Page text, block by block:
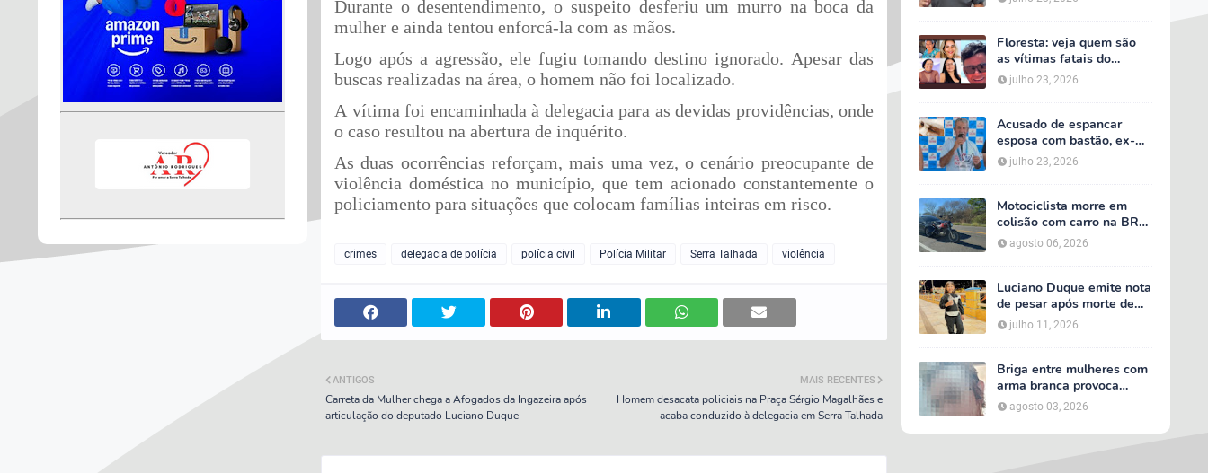
Durante o desentendimento, o suspeito desferiu um murro na boca da
mulher e ainda tentou enforcá-la com as mãos.
Logo após a agressão, ele fugiu tomando destino ignorado. Apesar das
buscas realizadas na área, o homem não foi localizado.
A vítima foi encaminhada à delegacia para as devidas providências, onde
o caso resultou na abertura de inquérito.
As duas ocorrências reforçam, mais uma vez, o cenário preocupante de
violência doméstica no município, que tem acionado constantemente o
policiamento para situações que colocam famílias inteiras em risco.
crimes delegacia de polícia polícia civil Polícia Militar Serra Talhada violência
MAIS RECENTES
Homem desacata policiais na Praça Sérgio Magalhães e
acaba conduzido à delegacia em Serra Talhada
ANTIGOS
Carreta da Mulher chega a Afogados da Ingazeira após
articulação do deputado Luciano Duque
com van do TFD e decreta
Floresta: veja quem são
as vítimas fatais do
acidente entre van do TFD
e caminhão na PE-360
julho 23, 2026
Acusado de espancar
esposa com bastão, ex-
secretário de Calumbi
será julgado por tentativa
julho 23, 2026
Motociclista morre em
colisão com carro na BR-
232, em Serra Talhada
agosto 06, 2026
Luciano Duque emite nota
de pesar após morte de
Maria Valentina; Márcia
Conrado decreta luto
Serra Talhada
julho 11, 2026
Briga entre mulheres com
arma branca provoca
tumulto em loja no bairro
AABB, em Serra Talhada
agosto 03, 2026